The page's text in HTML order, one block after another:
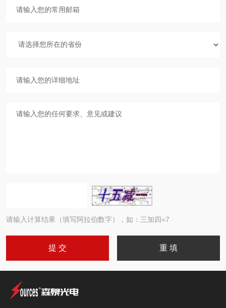
请输入计算结果（填写阿拉伯数字），如：三加四=7